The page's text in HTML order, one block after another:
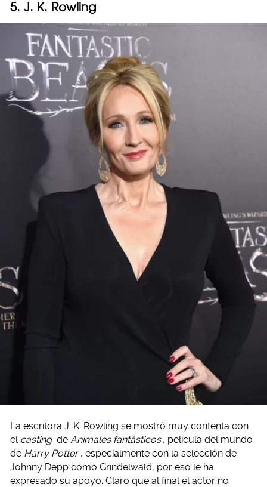
5. J. K. Rowling
La escritora J. K. Rowling se mostró muy contenta con
el casting de Animales fantásticos , película del mundo
de Harry Potter , especialmente con la selección de
Johnny Depp como Grindelwald, por eso le ha
expresado su apoyo. Claro que al final el actor no